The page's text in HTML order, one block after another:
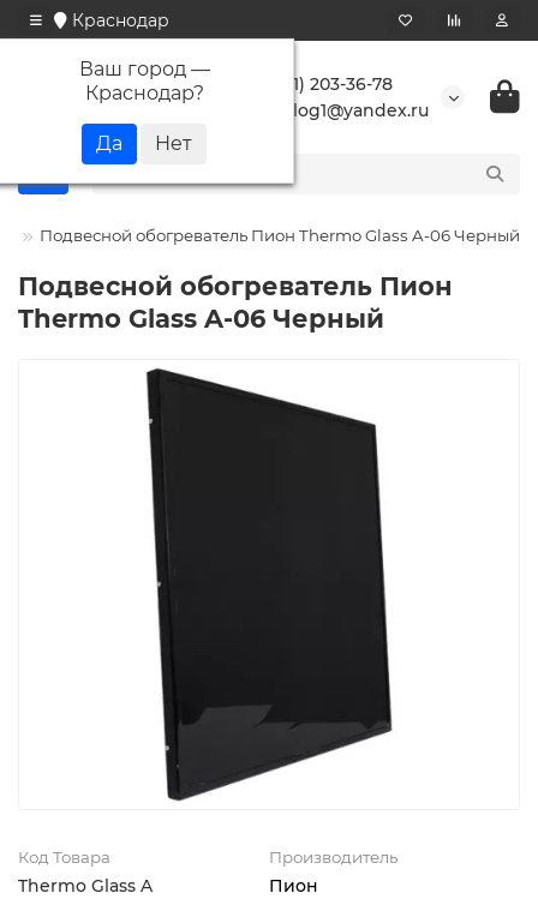
Краснодар
Ваш город —
Краснодар?
+7 (861) 203-36-78
buranlog1@yandex.ru
Подвесной обогреватель Пион Thermo Glass A-06 Черный
Подвесной обогреватель Пион
Thermo Glass A-06 Черный
Код Товара
Thermo Glass A
Производитель
Пион